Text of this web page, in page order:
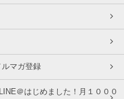
マガ登録
＠はじめました！月１０００